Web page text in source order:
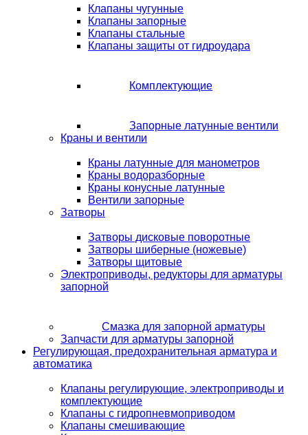
Клапаны чугунные
Клапаны запорные
Клапаны стальные
Клапаны защиты от гидроудара
Комплектующие
Запорные латунные вентили
Краны и вентили
Краны латунные для манометров
Краны водоразборные
Краны конусные латунные
Вентили запорные
Затворы
Затворы дисковые поворотные
Затворы шиберные (ножевые)
Затворы щитовые
Электроприводы, редукторы для арматуры
запорной
Смазка для запорной арматуры
Запчасти для арматуры запорной
Регулирующая, предохранительная арматура и
автоматика
Клапаны регулирующие, электроприводы и
комплектующие
Клапаны с гидропневмоприводом
Клапаны смешивающие